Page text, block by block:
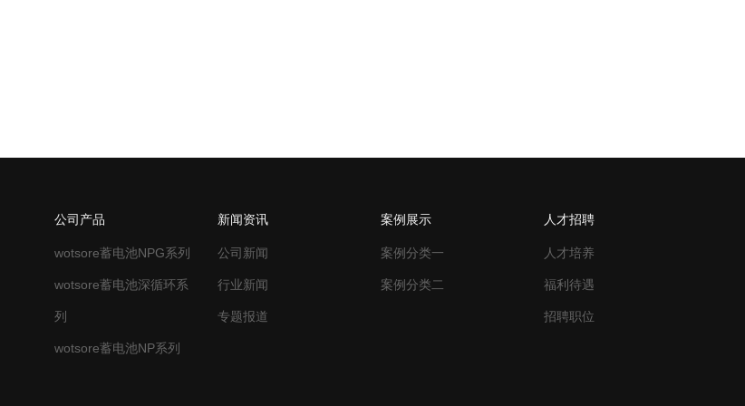
公司产品
wotsore蓄电池NPG系列
wotsore蓄电池深循环系
列
wotsore蓄电池NP系列
新闻资讯
公司新闻
行业新闻
专题报道
案例展示
案例分类一
案例分类二
人才招聘
人才培养
福利待遇
招聘职位